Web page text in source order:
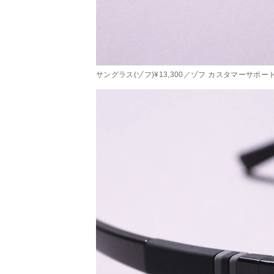
サングラス(ゾフ)¥13,300／ゾフ カスタマーサポー